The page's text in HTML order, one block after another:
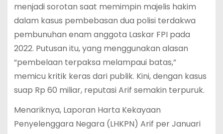
menjadi sorotan saat memimpin majelis hakim
dalam kasus pembebasan dua polisi terdakwa
pembunuhan enam anggota Laskar FPI pada
2022. Putusan itu, yang menggunakan alasan
“pembelaan terpaksa melampaui batas,”
memicu kritik keras dari publik. Kini, dengan kasus
suap Rp 60 miliar, reputasi Arif semakin terpuruk.
Menariknya, Laporan Harta Kekayaan
Penyelenggara Negara (LHKPN) Arif per Januari